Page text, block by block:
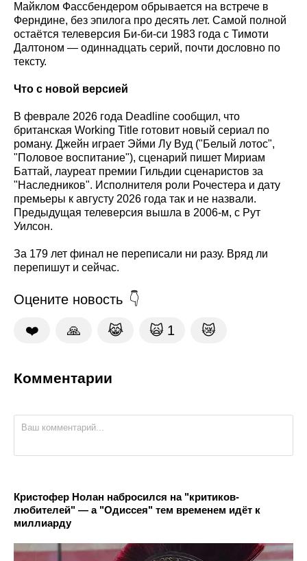
Майклом Фассбендером обрывается на встрече в
Ферндине, без эпилога про десять лет. Самой полной
остаётся телеверсия Би-би-си 1983 года с Тимоти
Далтоном — одиннадцать серий, почти дословно по
тексту.
Что с новой версией
В феврале 2026 года Deadline сообщил, что
британская Working Title готовит новый сериал по
роману. Джейн играет Эйми Лу Вуд ("Белый лотос",
"Половое воспитание"), сценарий пишет Мириам
Баттай, лауреат премии Гильдии сценаристов за
"Наследников". Исполнителя роли Рочестера и дату
премьеры к августу 2026 года так и не назвали.
Предыдущая телеверсия вышла в 2006-м, с Рут
Уилсон.
За 179 лет финал не переписали ни разу. Вряд ли
перепишут и сейчас.
Оцените новость
❤️ 🙏 😹 🙀 1 😿
Комментарии
Кристофер Нолан набросился на "критиков-
любителей" — а "Одиссея" тем временем идёт к
миллиарду